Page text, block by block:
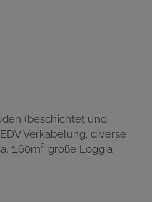
(beschichtet und
Verkabelung, diverse
1,60m² große Loggia